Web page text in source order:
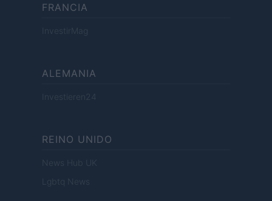
FRANCIA
InvestirMag
ALEMANIA
Investieren24
REINO UNIDO
News Hub UK
Lgbtq News